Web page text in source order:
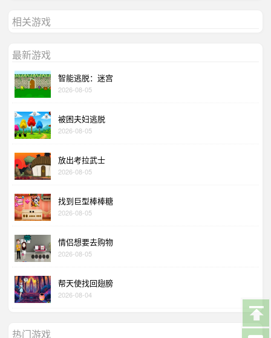
相关游戏
最新游戏
智能逃脱：迷宫
2026-08-05
被困夫妇逃脱
2026-08-05
放出考拉武士
2026-08-05
找到巨型棒棒糖
2026-08-05
情侣想要去购物
2026-08-05
帮天使找回翅膀
2026-08-04
热门游戏